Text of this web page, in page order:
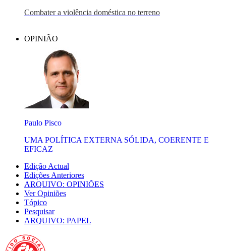
Combater a violência doméstica no terreno
OPINIÃO
Paulo Pisco
UMA POLÍTICA EXTERNA SÓLIDA, COERENTE E
EFICAZ
Edição Actual
Edições Anteriores
ARQUIVO: OPINIÕES
Ver Opiniões
Tópico
Pesquisar
ARQUIVO: PAPEL